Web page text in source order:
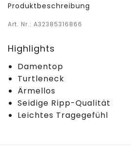
Produktbeschreibung
Art. Nr.: A32385316866
Highlights
Damentop
Turtleneck
Ärmellos
Seidige Ripp-Qualität
Leichtes Tragegefühl